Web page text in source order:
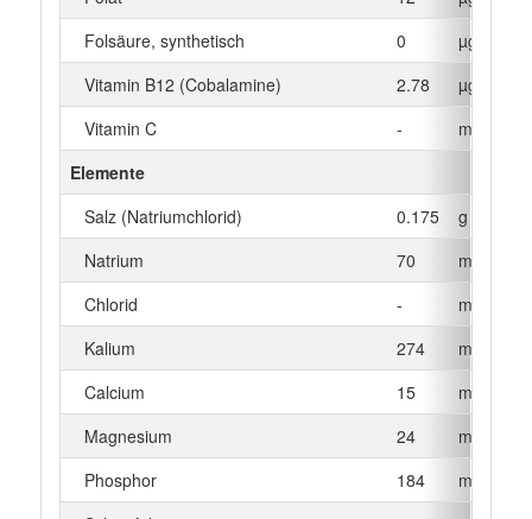
Folsäure, synthetisch
0
µg
Vitamin B12 (Cobalamine)
2.78
µg
Vitamin C
-
mg
Elemente
Salz (Natriumchlorid)
0.175
g
Natrium
70
mg
Chlorid
-
mg
Kalium
274
mg
Calcium
15
mg
Magnesium
24
mg
Phosphor
184
mg